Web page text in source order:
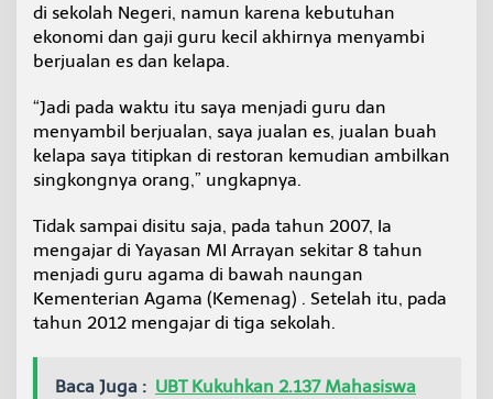
di sekolah Negeri, namun karena kebutuhan
ekonomi dan gaji guru kecil akhirnya menyambi
berjualan es dan kelapa.
“Jadi pada waktu itu saya menjadi guru dan
menyambil berjualan, saya jualan es, jualan buah
kelapa saya titipkan di restoran kemudian ambilkan
singkongnya orang,” ungkapnya.
Tidak sampai disitu saja, pada tahun 2007, Ia
mengajar di Yayasan MI Arrayan sekitar 8 tahun
menjadi guru agama di bawah naungan
Kementerian Agama (Kemenag) . Setelah itu, pada
tahun 2012 mengajar di tiga sekolah.
Baca Juga : UBT Kukuhkan 2.137 Mahasiswa